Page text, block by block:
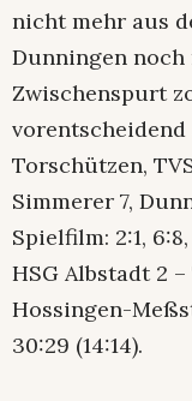
nicht mehr aus
Dunningen
Zwischenspurt
vorentscheidend
Torschützen,
Simmerer 7,
Spielfilm: 2:1, 6:8,
HSG Albstadt 2 –
Hossingen-
30:29 (14:14).